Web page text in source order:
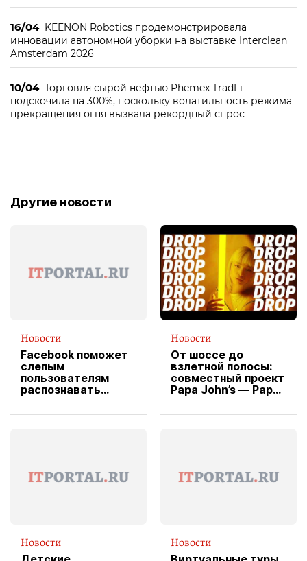
16/04 KEENON Robotics продемонстрировала
инновации автономной уборки на выставке Interclean
Amsterdam 2026
10/04 Торговля сырой нефтью Phemex TradFi
подскочила на 300%, поскольку волатильность режима
прекращения огня вызвала рекордный спрос
Другие новости
Новости
Facebook поможет
слепым
пользователям
распознавать
Новости
От шоссе до
взлетной полосы:
совместный проект
Papa John’s — Papa
вводит
Новости Новости